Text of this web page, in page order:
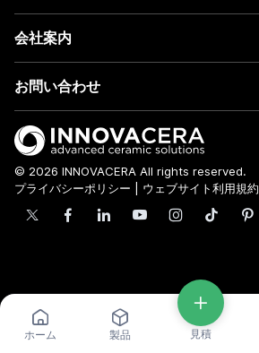
ホーム 製品 見積
会社案内
お問い合わせ
© 2026 INNOVACERA All rights reserved.
プライバシーポリシー
ウェブサイト利用規約